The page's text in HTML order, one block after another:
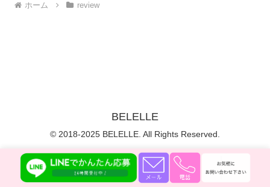
ホーム review
BELELLE
© 2018-2025 BELELLE. All Rights Reserved.